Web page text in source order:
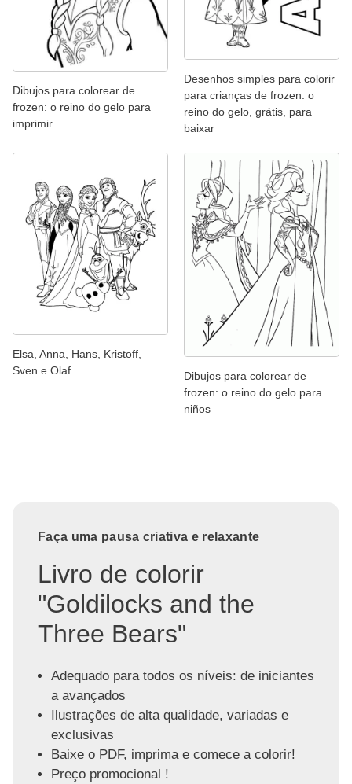
Dibujos para colorear de
frozen: o reino do gelo para
imprimir
Desenhos simples para colorir
para crianças de frozen: o
reino do gelo, grátis, para
baixar
Elsa, Anna, Hans, Kristoff,
Sven e Olaf
Dibujos para colorear de
frozen: o reino do gelo para
niños
Faça uma pausa criativa e relaxante
Livro de colorir
"Goldilocks and the
Three Bears"
Adequado para todos os níveis: de iniciantes
a avançados
Ilustrações de alta qualidade, variadas e
exclusivas
Baixe o PDF, imprima e comece a colorir!
Preço promocional !